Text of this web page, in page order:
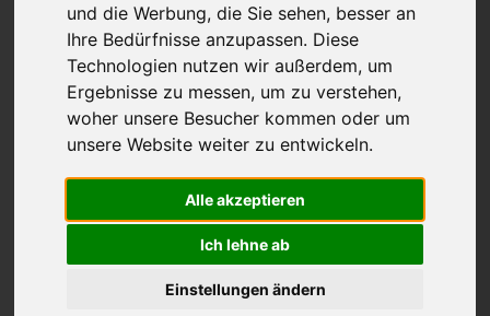
und die Werbung, die Sie sehen, besser an
Ihre Bedürfnisse anzupassen. Diese
Technologien nutzen wir außerdem, um
Ergebnisse zu messen, um zu verstehen,
woher unsere Besucher kommen oder um
unsere Website weiter zu entwickeln.
Alle akzeptieren
Ich lehne ab
Einstellungen ändern
Ob Sie durch die Wolkenkratzer von „Mainhattan“
fahren oder die malerischen Weinberge des
Rheingaus erkunden – mit Suparento wird jede Fahrt
in und um Frankfurt zu einem unvergesslichen Erlebnis.
Unsere Fahrzeuge bieten Ihnen den ultimativen
Komfort und sorgen dafür, dass Sie sowohl in der
Stadt als auch auf den umliegenden Autobahnen
stilvoll unterwegs sind.
Unser Service ist flexibel und auf Ihre Bedürfnisse